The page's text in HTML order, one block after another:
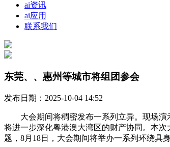
ai资讯
ai应用
联系我们
东莞、、惠州等城市将组团参会
发布日期：2025-10-04 14:52
大会期间将稠密发布一系列立异。现场演
将进一步深化粤港澳大湾区的财产协同。本
题，8月18日，大会期间将举办一系列环绕具